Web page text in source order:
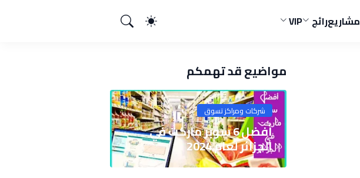
مشاريعرائج VIP
مواضيع قد تهمكم
شركات ومراكز تسوق
أفضل 6 سوبر ماركت في
الجزائر لعام 2024